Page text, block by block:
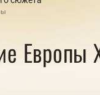
Европы